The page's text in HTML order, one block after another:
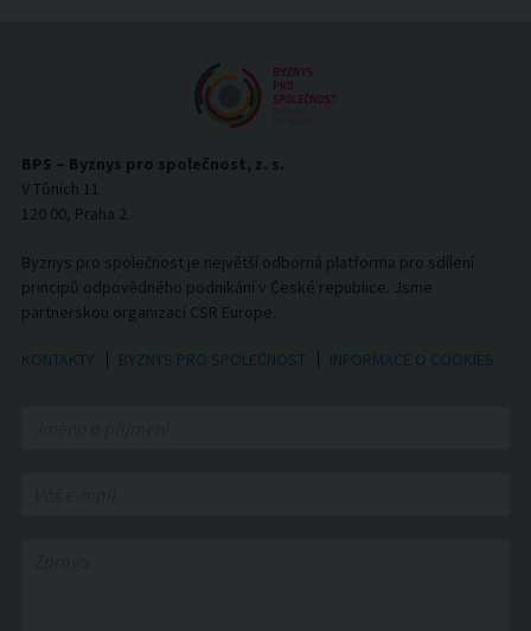
BPS – Byznys pro společnost, z. s.
V Tůních 11
120 00, Praha 2
Byznys pro společnost je největší odborná platforma pro sdílení
principů odpovědného podnikání v České republice. Jsme
partnerskou organizací CSR Europe.
KONTAKTY BYZNYS PRO SPOLEČNOST INFORMACE O COOKIES